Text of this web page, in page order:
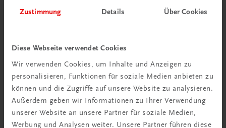
Zustimmung Details Über Cookies
Diese Webseite verwendet Cookies
Wir verwenden Cookies, um Inhalte und Anzeigen zu
personalisieren, Funktionen für soziale Medien anbieten zu
können und die Zugriffe auf unsere Website zu analysieren.
Außerdem geben wir Informationen zu Ihrer Verwendung
unserer Website an unsere Partner für soziale Medien,
Werbung und Analysen weiter. Unsere Partner führen diese
Rabattcode erhalten
Newsletter abonnieren
& Versandkosten sparen